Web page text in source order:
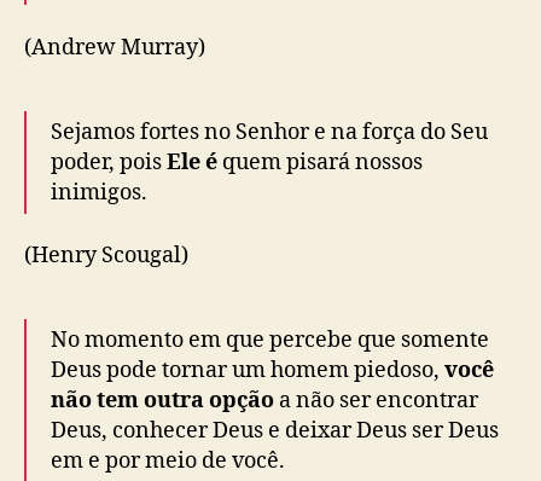
(Andrew Murray)
Sejamos fortes no Senhor e na força do Seu
poder, poisEle é quem pisará nossos
inimigos.
(Henry Scougal)
No momento em que percebe que somente
Deus pode tornar um homem piedoso, você
não tem outra opção a não ser encontrar
Deus, conhecer Deus e deixar Deus ser Deus
em e por meio de você.